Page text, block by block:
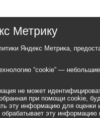
Метрику
Яндекс Метрика,
“cookie” —
не может
при помощи cookie,
эту информацию для оценки
обрабатывает эту